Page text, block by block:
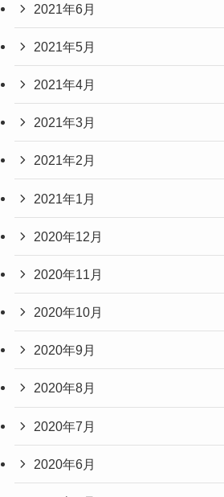
2021年6月
2021年5月
2021年4月
2021年3月
2021年2月
2021年1月
2020年12月
2020年11月
2020年10月
2020年9月
2020年8月
2020年7月
2020年6月